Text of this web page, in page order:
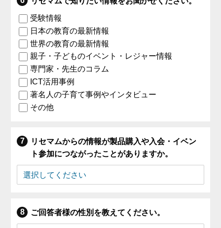
受験情報
日本の教育の最新情報
世界の教育の最新情報
親子・子どものイベント・レジャー情報
専門家・先生のコラム
ICT活用事例
著名人の子育て事例やインタビュー
その他
リセマムからの情報が製品購入や入会・イベン
ト参加につながったことがありますか。
ご回答者様の性別を教えてください。